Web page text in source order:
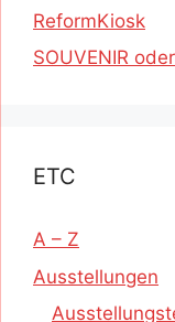
ReformKiosk
SOUVENIR
ETC
A – Z
Ausstellungen